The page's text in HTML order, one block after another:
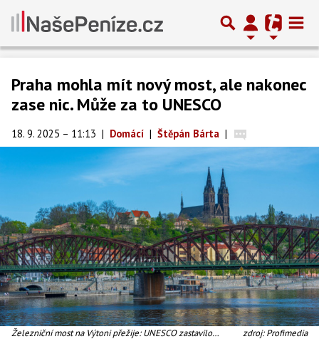
Praha mohla mít nový most, ale nakonec
zase nic. Může za to UNESCO
18. 9. 2025 – 11:13 | Domácí | Štěpán Bárta |
Železniční most na Výtoni přežije: UNESCO zastavilo
zdroj: Profimedia